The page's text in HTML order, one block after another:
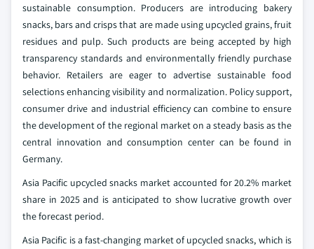
sustainable consumption. Producers are introducing bakery
snacks, bars and crisps that are made using upcycled grains, fruit
residues and pulp. Such products are being accepted by high
transparency standards and environmentally friendly purchase
behavior. Retailers are eager to advertise sustainable food
selections enhancing visibility and normalization. Policy support,
consumer drive and industrial efficiency can combine to ensure
the development of the regional market on a steady basis as the
central innovation and consumption center can be found in
Germany.
Asia Pacific upcycled snacks market accounted for 20.2% market
share in 2025 and is anticipated to show lucrative growth over
the forecast period.
Asia Pacific is a fast-changing market of upcycled snacks, which is